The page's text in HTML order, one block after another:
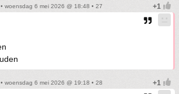
• woensdag 6 mei 2026 @ 18:48 • 27
• woensdag 6 mei 2026 @ 19:18 • 28